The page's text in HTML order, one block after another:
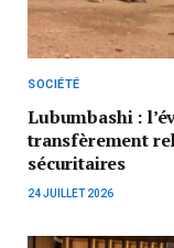
SOCIÉTÉ
Lubumbashi :
transfèrement
sécuritaires
24 JUILLET 2026